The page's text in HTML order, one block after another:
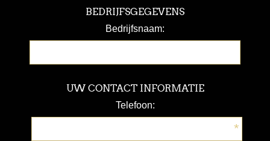
BEDRIJFSGEGEVENS
Bedrijfsnaam:
UW CONTACT INFORMATIE
Telefoon:
*